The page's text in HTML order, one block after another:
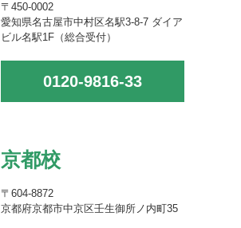
〒450-0002
愛知県名古屋市中村区名駅3-8-7 ダイア
ビル名駅1F（総合受付）
0120-9816-33
京都校
〒604-8872
京都府京都市中京区壬生御所ノ内町35